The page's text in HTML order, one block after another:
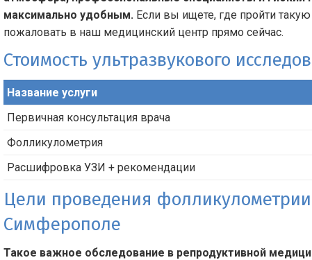
максимально удобным. Если вы ищете, где пройти
пожаловать в наш медицинский центр прямо сейчас.
Стоимость ультразвукового
Название услуги
Первичная консультация врача
Фолликулометрия
Расшифровка УЗИ + рекомендации
Цели проведения
Симферополе
Такое важное обследование в репродуктивной